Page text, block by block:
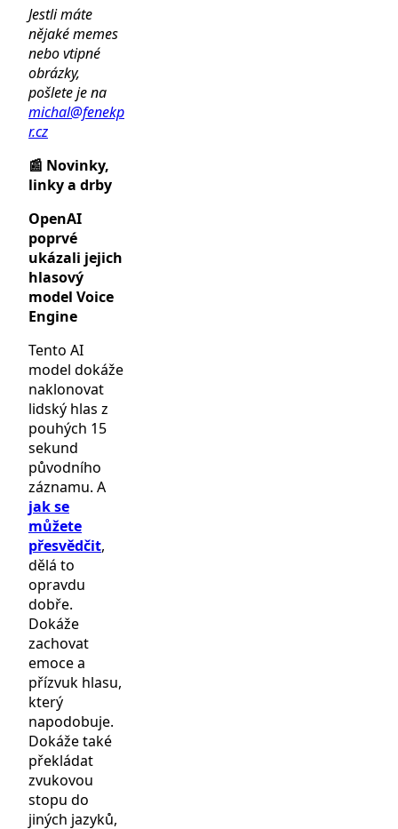
Jestli máte
nějaké memes
nebo vtipné
obrázky,
pošlete je na
michal@fenekp
r.cz
📰 Novinky,
linky a drby
OpenAI
poprvé
ukázali jejich
hlasový
model Voice
Engine
Tento AI
model dokáže
naklonovat
lidský hlas z
pouhých 15
sekund
původního
záznamu. A
jak se
můžete
přesvědčit,
dělá to
opravdu
dobře.
Dokáže
zachovat
emoce a
přízvuk hlasu,
který
napodobuje.
Dokáže také
překládat
zvukovou
stopu do
jiných jazyků,